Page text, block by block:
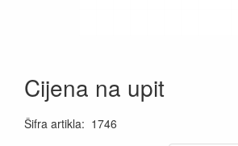
Cijena na upit
Šifra artikla: 1746